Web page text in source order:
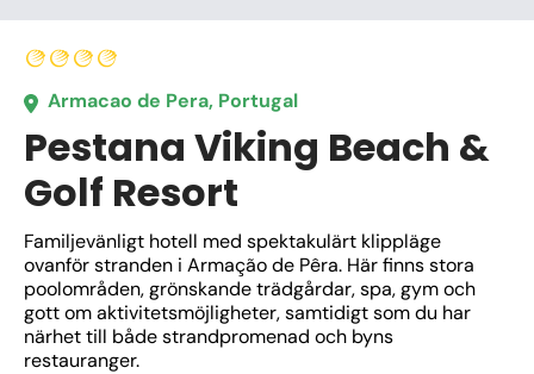
Armacao de Pera, Portugal
Pestana Viking Beach &
Golf Resort
Familjevänligt hotell med spektakulärt klippläge
ovanför stranden i Armação de Pêra. Här finns stora
poolområden, grönskande trädgårdar, spa, gym och
gott om aktivitetsmöjligheter, samtidigt som du har
närhet till både strandpromenad och byns
restauranger.